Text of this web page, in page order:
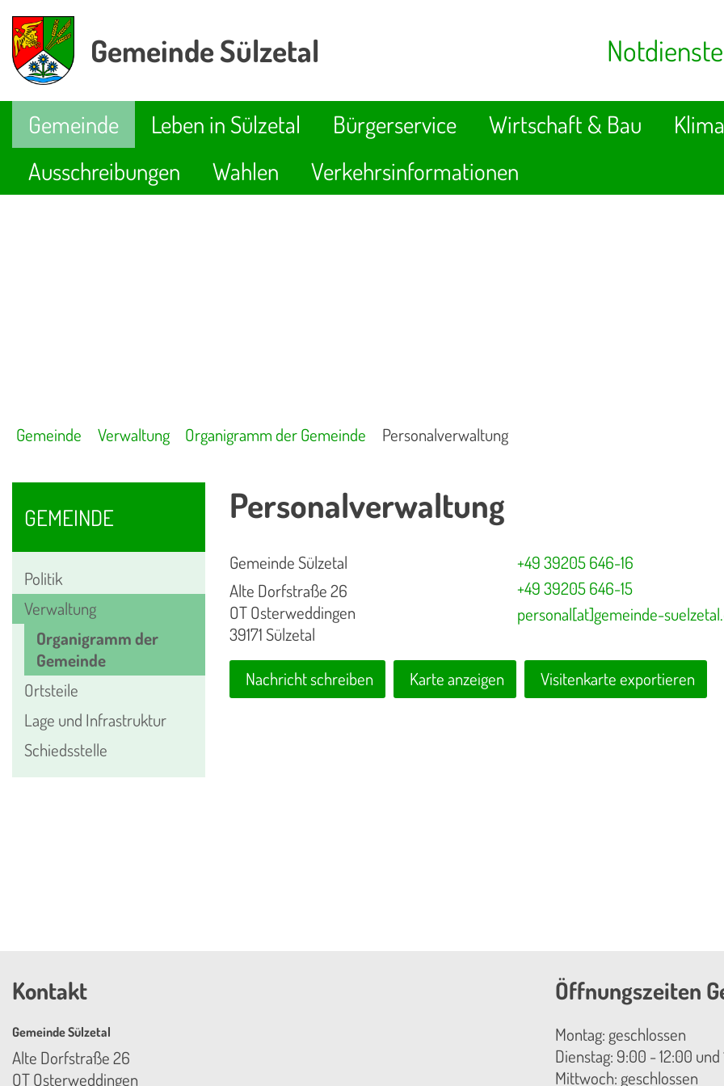
Gemeinde Sülzetal Notdienste
Gemeinde Leben in Sülzetal Bürgerservice Wirtschaft & Bau
Ausschreibungen
Wahlen Verkehrsinformationen
Gemeinde Verwaltung Organigramm der Gemeinde Personalverwaltung
GEMEINDE
Politik
Verwaltung
Organigramm der
Gemeinde
Ortsteile
Lage und Infrastruktur
Schiedsstelle
Personalverwaltung
Gemeinde Sülzetal
Alte Dorfstraße 26
OT Osterweddingen
39171 Sülzetal
+49 39205 646-16
+49 39205 646-15
personal[at]gemeinde-
Nachricht schreiben Karte anzeigen Visitenkarte exportieren
Kontakt
Gemeinde Sülzetal
Alte Dorfstraße 26
OT Osterweddingen
Öffnungszeiten
Montag: geschlossen
Dienstag: 9:00 - 12:00
Mittwoch: geschlossen